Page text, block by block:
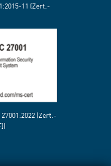
11 (Zert.-
(Zert.-